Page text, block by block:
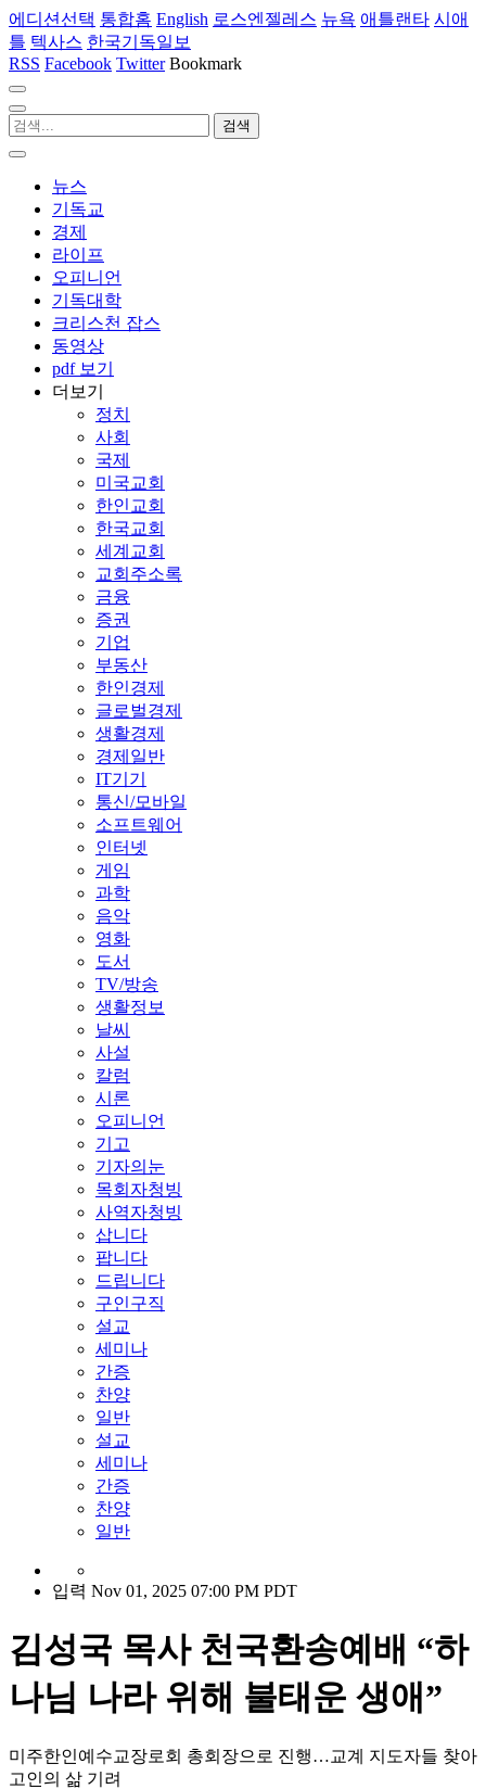
에디션선택 통합홈 English 로스엔젤레스 뉴욕 애틀랜타 시애
틀 텍사스 한국기독일보
RSS Facebook Twitter Bookmark
뉴스
기독교
경제
라이프
오피니언
기독대학
크리스천 잡스
동영상
pdf 보기
더보기
정치
사회
국제
미국교회
한인교회
한국교회
세계교회
교회주소록
금융
증권
기업
부동산
한인경제
글로벌경제
생활경제
경제일반
IT기기
통신/모바일
소프트웨어
인터넷
게임
과학
음악
영화
도서
TV/방송
생활정보
날씨
사설
칼럼
시론
오피니언
기고
기자의눈
목회자청빙
사역자청빙
삽니다
팝니다
드립니다
구인구직
설교
세미나
간증
찬양
일반
설교
세미나
간증
찬양
일반
입력 Nov 01, 2025 07:00 PM PDT
김성국 목사 천국환송예배 “하
나님 나라 위해 불태운 생애”
미주한인예수교장로회 총회장으로 진행…교계 지도자들 찾아
고인의 삶 기려